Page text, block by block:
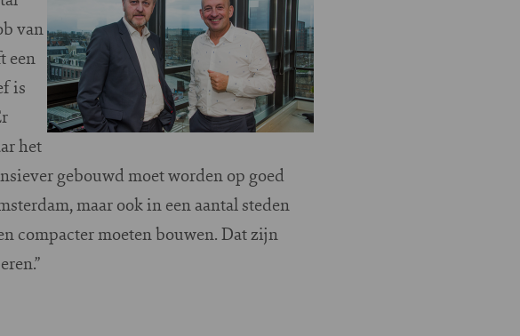
van
een
is
het
gebouwd moet worden op goed
maar ook in een aantal steden
compacter moeten bouwen. Dat zijn